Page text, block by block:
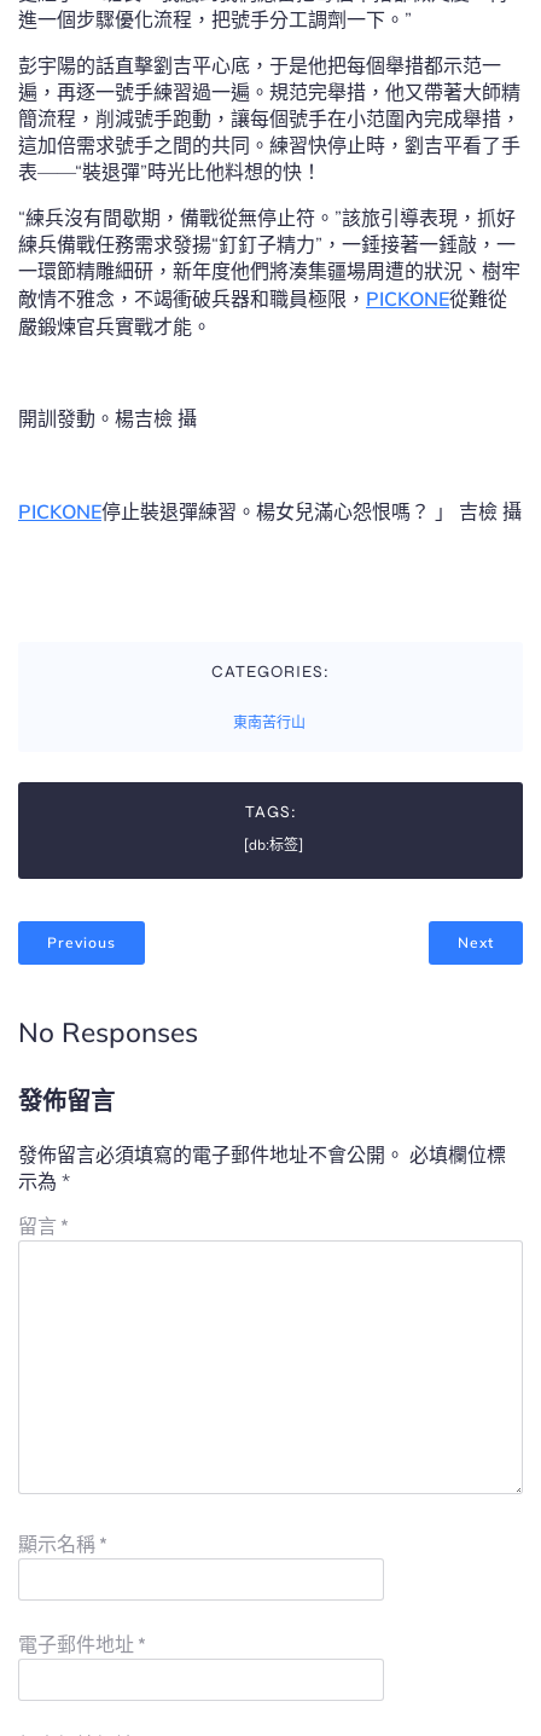
進一個步驟優化流程，把號手分工調劑一下。”
彭宇陽的話直擊劉吉平心底，于是他把每個舉措都示范一
遍，再逐一號手練習過一遍。規范完舉措，他又帶著大師精
簡流程，削減號手跑動，讓每個號手在小范圍內完成舉措，
這加倍需求號手之間的共同。練習快停止時，劉吉平看了手
表——“裝退彈”時光比他料想的快！
“練兵沒有間歇期，備戰從無停止符。”該旅引導表現，抓好
練兵備戰任務需求發揚“釘釘子精力”，一錘接著一錘敲，一
一環節精雕細研，新年度他們將湊集疆場周遭的狀況、樹牢
敵情不雅念，不竭衝破兵器和職員極限， PICKONE從難從
嚴鍛煉官兵實戰才能。
開訓發動。楊吉檢 攝
PICKONE停止裝退彈練習。楊女兒滿心怨恨嗎？ 」 吉檢 攝
CATEGORIES:
東南苦行山
TAGS:
[db:标签]
Previous Next
No Responses
發佈留言
發佈留言必須填寫的電子郵件地址不會公開。 必填欄位標
示為 *
留言 *
顯示名稱 *
電子郵件地址 *